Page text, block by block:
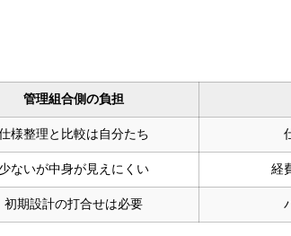
管理組合側の負担
様整理と比較は自分たち
少ないが中身が見えにくい 経
初期設計の打合せは必要